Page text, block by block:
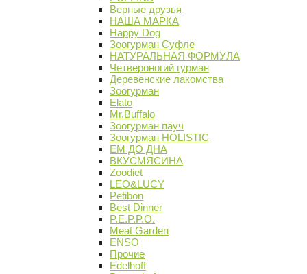
Верные друзья
НАША МАРКА
Happy Dog
Зоогурман Суфле
НАТУРАЛЬНАЯ ФОРМУЛА
Четвероногий гурман
Деревенские лакомства
Зоогурман
Elato
Mr.Buffalo
Зоогурман пауч
Зоогурман HOLISTIC
ЕМ ДО ДНА
ВКУСМЯСИНА
Zoodiet
LEO&LUCY
Petibon
Best Dinner
P.E.P.P.O.
Meat Garden
ENSO
Прочие
Edelhoff